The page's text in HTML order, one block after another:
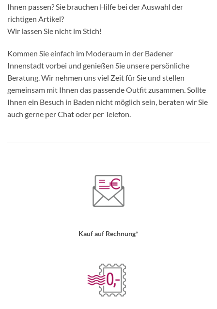
Ihnen passen? Sie brauchen Hilfe bei der Auswahl der
richtigen Artikel?
Wir lassen Sie nicht im Stich!
Kommen Sie einfach im Moderaum in der Badener
Innenstadt vorbei und genießen Sie unsere persönliche
Beratung. Wir nehmen uns viel Zeit für Sie und stellen
gemeinsam mit Ihnen das passende Outfit zusammen. Sollte
Ihnen ein Besuch in Baden nicht möglich sein, beraten wir Sie
auch gerne per Chat oder per Telefon.
Kauf auf Rechnung*